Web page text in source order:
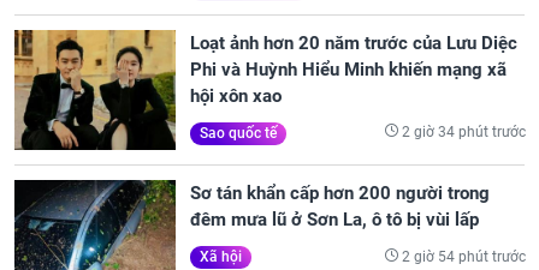
Loạt ảnh hơn 20 năm trước của Lưu Diệc
Phi và Huỳnh Hiểu Minh khiến mạng xã
hội xôn xao
Sao quốc tế 2 giờ 34 phút trước
Sơ tán khẩn cấp hơn 200 người trong
đêm mưa lũ ở Sơn La, ô tô bị vùi lấp
Xã hội 2 giờ 54 phút trước